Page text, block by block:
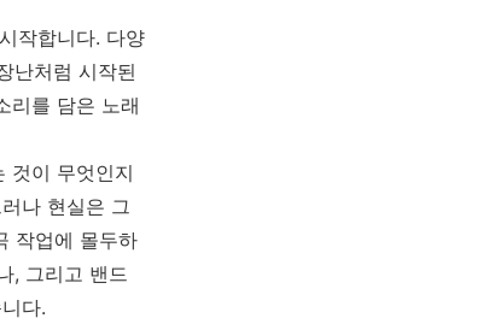
작합니다. 다양
난처럼 시작된
리를 담은 노래
것이 무엇인지
나 현실은 그
작업에 몰두하
, 그리고 밴드
다.